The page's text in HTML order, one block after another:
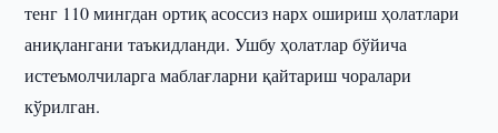
тенг 110 мингдан ортиқ асоссиз нарх ошириш ҳолатлари
аниқлангани таъкидланди. Ушбу ҳолатлар бўйича
истеъмолчиларга маблағларни қайтариш чоралари
кўрилган.